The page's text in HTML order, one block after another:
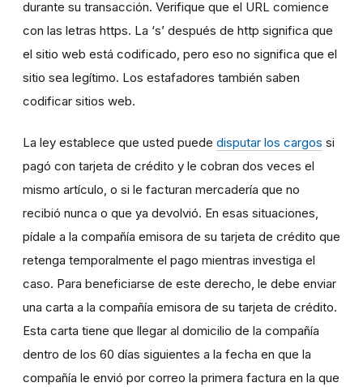
durante su transacción. Verifique que el URL comience
con las letras https. La ‘s’ después de http significa que
el sitio web está codificado, pero eso no significa que el
sitio sea legítimo. Los estafadores también saben
codificar sitios web.
La ley establece que usted puede disputar los cargos si
pagó con tarjeta de crédito y le cobran dos veces el
mismo artículo, o si le facturan mercadería que no
recibió nunca o que ya devolvió. En esas situaciones,
pídale a la compañía emisora de su tarjeta de crédito que
retenga temporalmente el pago mientras investiga el
caso. Para beneficiarse de este derecho, le debe enviar
una carta a la compañía emisora de su tarjeta de crédito.
Esta carta tiene que llegar al domicilio de la compañía
dentro de los 60 días siguientes a la fecha en que la
compañía le envió por correo la primera factura en la que